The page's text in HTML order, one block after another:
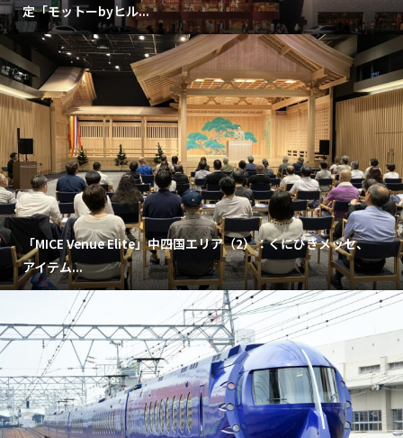
定「モットーbyヒル...
「MICE Venue Elite」中四国エリア（2）：くにびきメッセ、
アイテム...